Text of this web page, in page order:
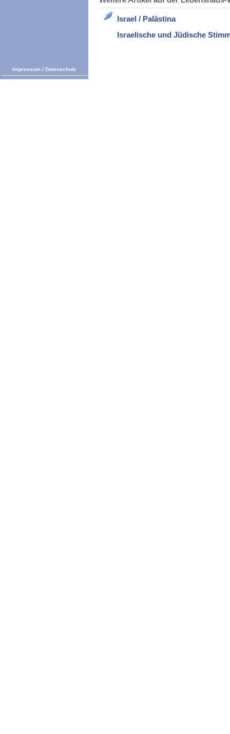
Israel / Palästina
Israelische und Jüdische
Impressum / Datenschutz